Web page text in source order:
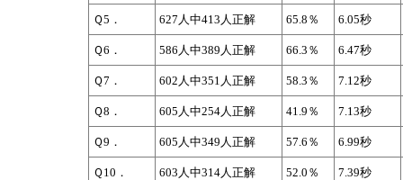
Ｑ5． 627人中413人正解 65.8％ 6.05秒
Ｑ6． 586人中389人正解 66.3％ 6.47秒
Ｑ7． 602人中351人正解 58.3％ 7.12秒
Ｑ8． 605人中254人正解 41.9％ 7.13秒
Ｑ9． 605人中349人正解 57.6％ 6.99秒
Ｑ10． 603人中314人正解 52.0％ 7.39秒